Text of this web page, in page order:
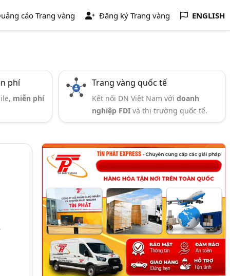
cáo Trang vàng Đăng ký Trang vàng ENGLISH
phí
miễn phí
Trang vàng quốc tế
Kết nối DN Việt Nam vớidoanh
nghiệp FDI và thị trường quốc tế.